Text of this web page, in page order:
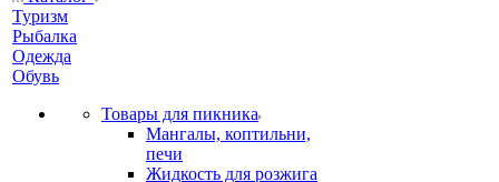
Туризм
Рыбалка
Одежда
Обувь
Товары для пикника
Мангалы, коптильни,
печи
Жидкость для розжига